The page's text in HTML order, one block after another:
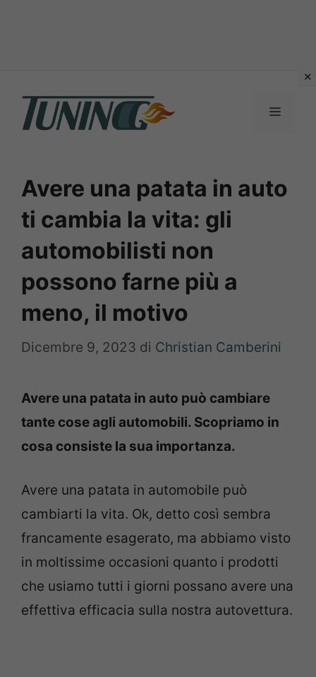
contenuto
Menu
Avere una patata in auto
ti cambia la vita: gli
automobilisti non
possono farne più a
meno, il motivo
Dicembre 9, 2023 di Christian Camberini
Avere una patata in auto può cambiare
tante cose agli automobili. Scopriamo in
cosa consiste la sua importanza.
Avere una patata in automobile può
cambiarti la vita. Ok, detto così sembra
francamente esagerato, ma abbiamo visto
in moltissime occasioni quanto i prodotti
che usiamo tutti i giorni possano avere una
effettiva efficacia sulla nostra autovettura.